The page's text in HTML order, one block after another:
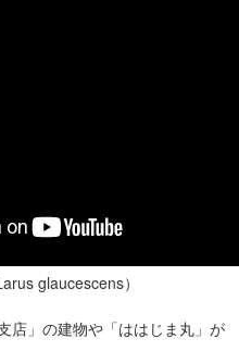
glaucescens）
店」の建物や「ははじま丸」が